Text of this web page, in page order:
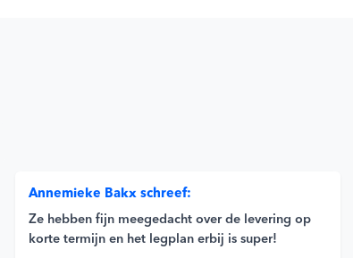
Annemieke Bakx schreef:
Ze hebben fijn meegedacht over de levering op
korte termijn en het legplan erbij is super!